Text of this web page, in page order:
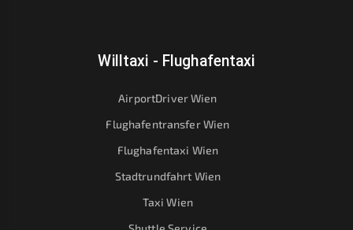
Willtaxi - Flughafentaxi
AirportDriver Wien
Flughafentransfer Wien
Flughafentaxi Wien
Stadtrundfahrt Wien
Taxi Wien